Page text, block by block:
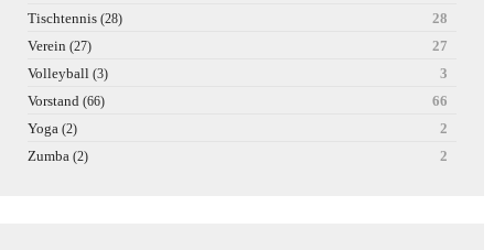
Tischtennis (28)
28
Verein (27)
27
Volleyball (3)
3
Vorstand (66)
66
Yoga (2)
2
Zumba (2) 2